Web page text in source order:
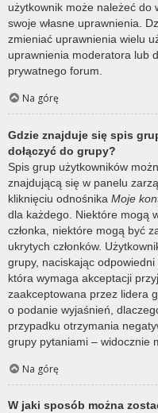
użytkownik może należeć do
swoje własne uprawnienia.
zmieniać uprawnienia wielu
uprawnienia moderatora lub
prywatnego forum.
Na górę
Gdzie znajduje się spis
dołączyć do grupy?
Spis grup użytkowników
znajdującą się w panelu
kliknięciu odnośnika Moje
dla każdego. Niektóre mogą
członka, niektóre mogą być
ukrytych członków.
grupy, naciskając
która wymaga akceptacji
zaakceptowana przez lidera
o podanie wyjaśnień,
przypadku otrzymania
grupy pytaniami – widocznie
Na górę
W jaki sposób można